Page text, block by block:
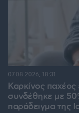
Καρκίνος
συνδέθηκε με
παράδειγμα της
07.08.2026, 18:31